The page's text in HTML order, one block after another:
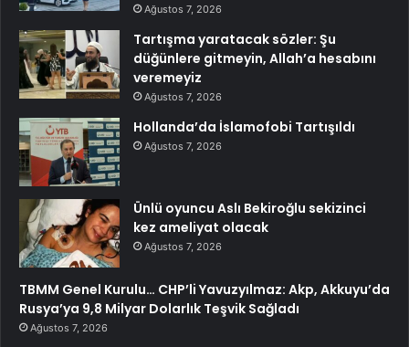
Ağustos 7, 2026
Tartışma yaratacak sözler: Şu
düğünlere gitmeyin, Allah’a hesabını
veremeyiz
Ağustos 7, 2026
Hollanda’da İslamofobi Tartışıldı
Ağustos 7, 2026
Ünlü oyuncu Aslı Bekiroğlu sekizinci
kez ameliyat olacak
Ağustos 7, 2026
TBMM Genel Kurulu… CHP’li Yavuzyılmaz: Akp, Akkuyu’da
Rusya’ya 9,8 Milyar Dolarlık Teşvik Sağladı
Ağustos 7, 2026